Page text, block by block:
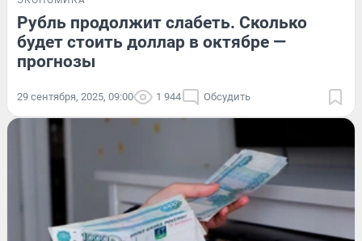
Рубль продолжит слабеть. Сколько
будет стоить доллар в октябре —
прогнозы
29 сентября, 2025, 09:00 1 944 Обсудить